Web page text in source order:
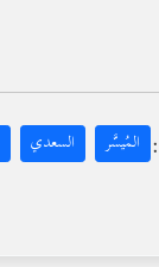
المُيسَّر السعدي